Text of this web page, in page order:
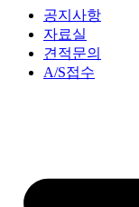
공지사항
자료실
견적문의
A/S접수